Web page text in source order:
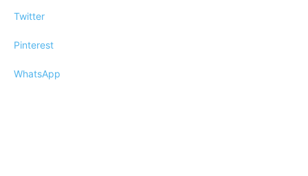
Twitter
Pinterest
WhatsApp